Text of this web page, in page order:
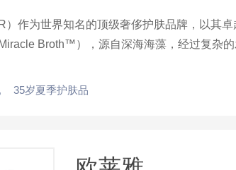
）作为世界知名的顶级奢侈护肤品牌，以其
Broth™），源自深海海藻，经过复杂
35岁夏季护肤品